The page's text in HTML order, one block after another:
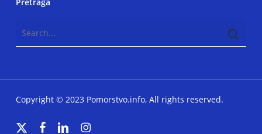
Copyright © 2023 Pomorstvo.info, All rights reserved.
x-
facebooklinkedininstagram